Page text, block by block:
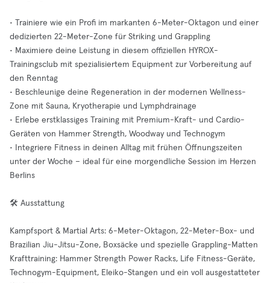
• Trainiere wie ein Profi im markanten 6-Meter-Oktagon und einer
dedizierten 22-Meter-Zone für Striking und Grappling
• Maximiere deine Leistung in diesem offiziellen HYROX-
Trainingsclub mit spezialisiertem Equipment zur Vorbereitung auf
den Renntag
• Beschleunige deine Regeneration in der modernen Wellness-
Zone mit Sauna, Kryotherapie und Lymphdrainage
• Erlebe erstklassiges Training mit Premium-Kraft- und Cardio-
Geräten von Hammer Strength, Woodway und Technogym
• Integriere Fitness in deinen Alltag mit frühen Öffnungszeiten
unter der Woche – ideal für eine morgendliche Session im Herzen
Berlins
🛠️ Ausstattung
Kampfsport & Martial Arts: 6-Meter-Oktagon, 22-Meter-Box- und
Brazilian Jiu-Jitsu-Zone, Boxsäcke und spezielle Grappling-Matten
Krafttraining: Hammer Strength Power Racks, Life Fitness-Geräte,
Technogym-Equipment, Eleiko-Stangen und ein voll ausgestatteter